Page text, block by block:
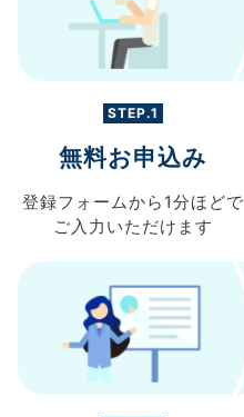
STEP.1
無料お申込み
登録フォームから 1分ほどで
ご入力 いただけます